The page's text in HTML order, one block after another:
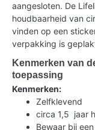
aangesloten. De
houdbaarheid van
vinden op een
verpakking is
Kenmerken van
toepassing
Kenmerken:
Zelfklevend
circa 1,5 jaar
Bewaar bij